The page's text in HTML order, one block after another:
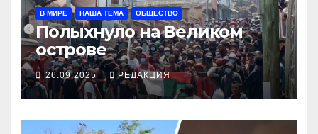
В МИРЕ НАША ТЕМА ОБЩЕСТВО
Полыхнуло на Великом
острове
26.09.2025 РЕДАКЦИЯ